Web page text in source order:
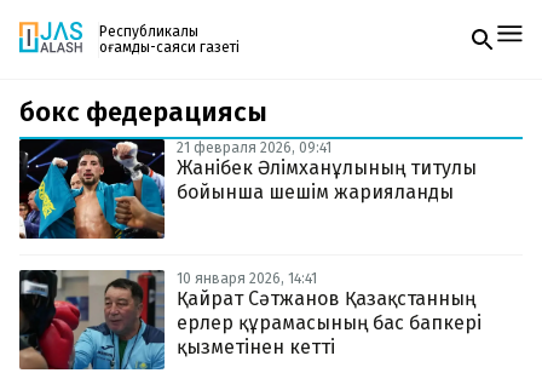
Республикалық
қоғамдық-саяси газеті
Жаңалықтар
Спорт
Live
Руханият
Аймақ
Архив
Заң және тәртіп
Редакциямен байланыс
+7 708 604 51 06
Жарнама бөлімі
Газетке жазылу
PDF форматтағы газетті ай сайын электронды
поштаңызға алып отырыңыз. Жаңа нөмір
шыққан сәтте сізге бірден жіберіледі. Тек email
бокс федерациясы
21 февраля 2026, 09:41
Жанібек Әлімханұлының титулы
бойынша шешім жарияланды
10 января 2026, 14:41
Қайрат Сәтжанов Қазақстанның
ерлер құрамасының бас бапкері
қызметінен кетті